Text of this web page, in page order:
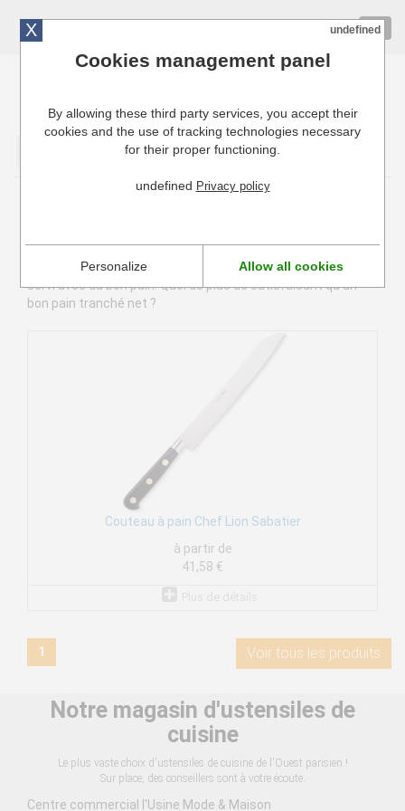
Cuisinresto: Ustensiles de cuisine pour professionnels
Le couteau à pain est primordial pour les professionnels de
la restauration. Surtout en France, où chaque repas est
servi avec du bon pain. Quoi de plus de satisfaisant qu'un
bon pain tranché net ?
Couteau à pain Chef Lion Sabatier
à partir de
41,58 €
1 Voir tous les produits
Notre magasin d'ustensiles de
cuisine
Le plus vaste choix d'ustensiles de cuisine de l'Ouest parisien !
Sur place, des conseillers sont à votre écoute.
Centre commercial l'Usine Mode & Maison
X undefined
Cookies management panel
By allowing these third party services, you accept their
cookies and the use of tracking technologies necessary
for their proper functioning.
undefined Privacy policy
Personalize Allow all cookies